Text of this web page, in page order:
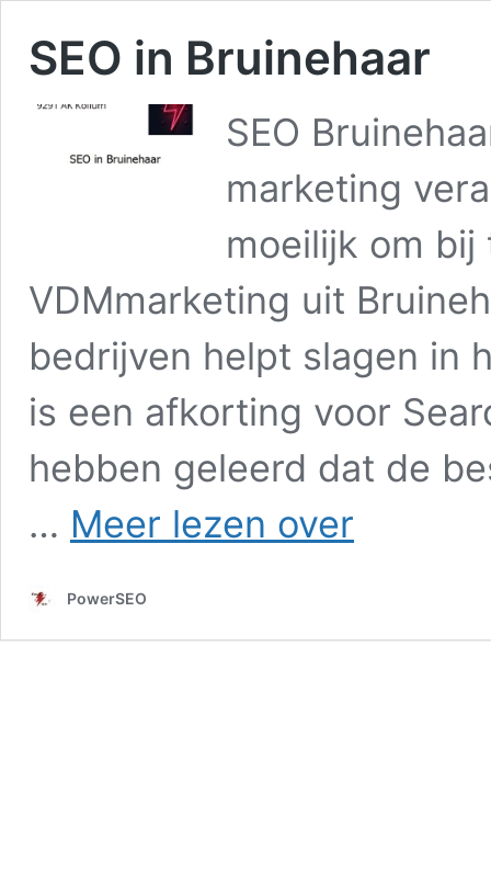
SEO in Bruinehaar
SEO
marketing
moeilijk om bij
VDMmarketing uit
bedrijven helpt slagen in
is een afkorting voor
hebben geleerd dat de
… Meer lezen over
PowerSEO